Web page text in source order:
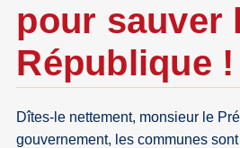
pour sauver
République !
Dîtes-le nettement, monsieur le
gouvernement, les communes